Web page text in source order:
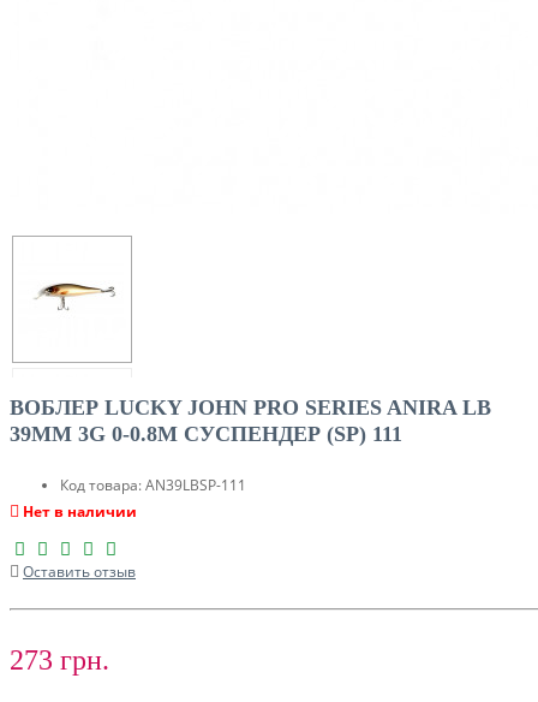
ВОБЛЕР LUCKY JOHN PRO SERIES ANIRA LB
39MM 3G 0-0.8M CУСПЕНДЕР (SP) 111
Код товара:AN39LBSP-111
Нет в наличии
Оставить отзыв
273 грн.